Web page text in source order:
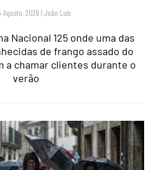
Agosto, 2026 |João Luís
Nacional 125 onde uma das
de frango assado do
a chamar clientes durante o
verão